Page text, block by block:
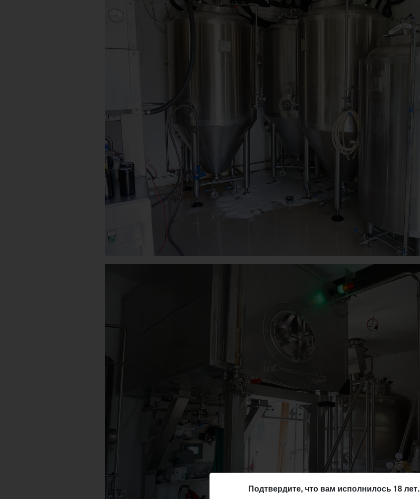
Подтвердите, что вам исполнилось 18 лет.